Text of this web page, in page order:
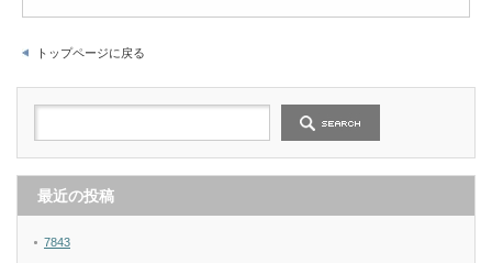
トップページに戻る
最近の投稿
7843